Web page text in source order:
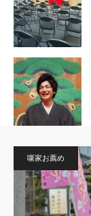
噺家お薦め